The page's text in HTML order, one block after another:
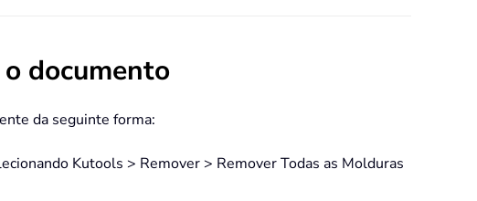
documento
da seguinte forma:
Kutools > Remover > Remover Todas as Molduras